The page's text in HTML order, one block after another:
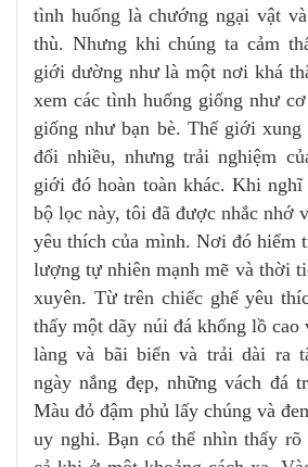
tình huống là chướng ngại vật
thù. Nhưng khi chúng ta cảm
giới dường như là một nơi khá
xem các tình huống giống như
giống như bạn bè. Thế giới xung
đổi nhiều, nhưng trải nghiệm
giới đó hoàn toàn khác. Khi nghĩ
bộ lọc này, tôi đã được nhắc nhớ
yêu thích của mình. Nơi đó hiểm
lượng tự nhiên mạnh mẽ và thời
xuyên. Từ trên chiếc ghế yêu
thấy một dãy núi đá khổng lồ
làng và bãi biển và trải dài ra
ngày nắng đẹp, những vách đá
Màu đỏ đậm phủ lấy chúng và
uy nghi. Bạn có thể nhìn thấy